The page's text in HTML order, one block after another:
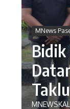
MNews
Bidik